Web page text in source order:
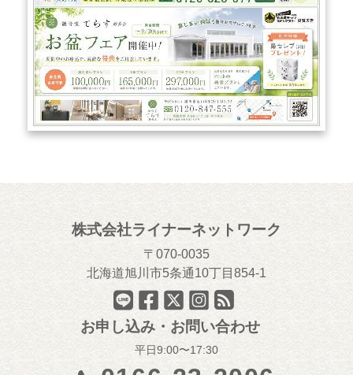
株式会社ライナーネットワーク
070-0035
北海道旭川市5条通10丁目854-1
お申し込み・お問い合わせ
平日9:00〜17:30